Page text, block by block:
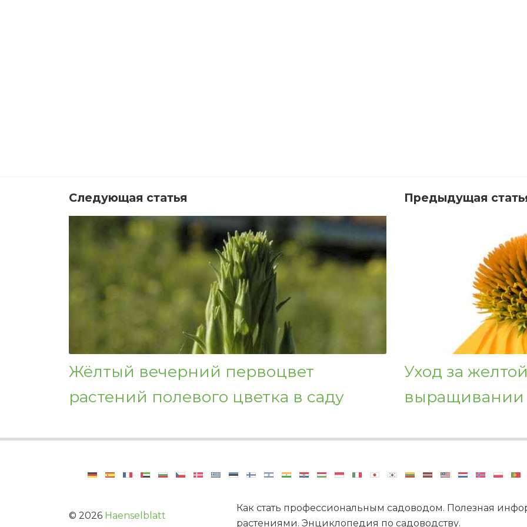
Следующая статья
Жёлтый вечерний первоцвет
растений полевого цветка в саду
Предыдущая
Уход за
выращивании
© 2026 Haenselblatt
Как стать профессиональным садоводом. Полезная
растениями. Энциклопедия по садоводству.